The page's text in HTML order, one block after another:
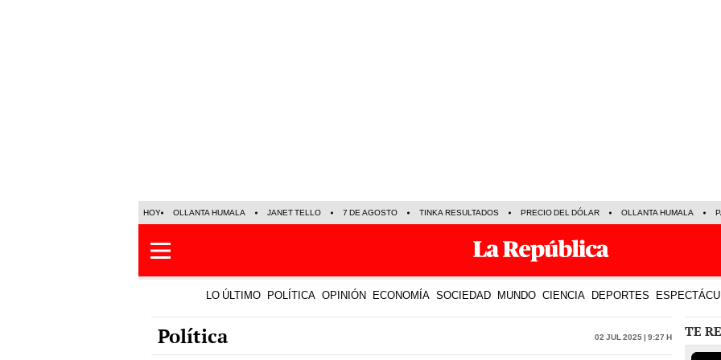
HOY OLLANTA HUMALA JANET TELLO 7 DE AGOSTO TINKA RESULTADOS PRECIO DEL DÓLAR OLLANTA HUMALA
LO ÚLTIMO POLÍTICA OPINIÓN ECONOMÍA SOCIEDAD MUNDO CIENCIA DEPORTES
Política 02 Jul 2025 | 9:27 h TE